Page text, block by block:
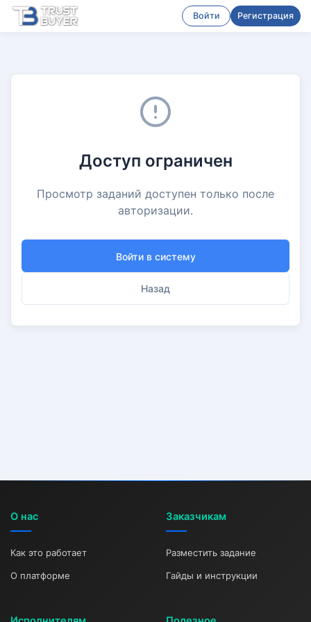
Войти Регистрация
Доступ ограничен
Просмотр заданий доступен только после
авторизации.
Войти в систему
Назад
О нас
Как это работает
О платформе
Заказчикам
Разместить задание
Гайды и инструкции